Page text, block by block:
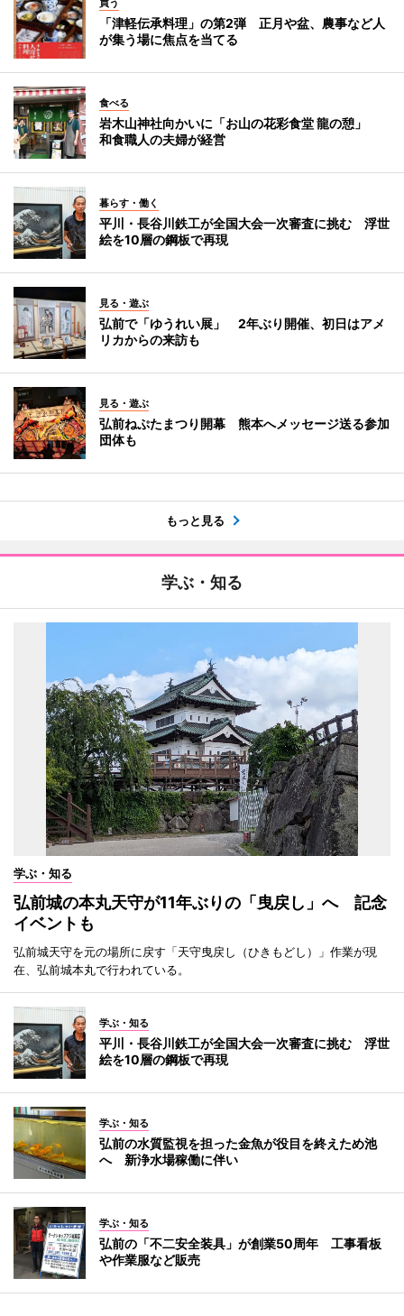
買う
「津軽伝承料理」の第2弾 正月や盆、農事など人
が集う場に焦点を当てる
食べる
岩木山神社向かいに「お山の花彩食堂 龍の憩」
和食職人の夫婦が経営
暮らす・働く
平川・長谷川鉄工が全国大会一次審査に挑む 浮世
絵を10層の鋼板で再現
見る・遊ぶ
弘前で「ゆうれい展」 2年ぶり開催、初日はアメ
リカからの来訪も
見る・遊ぶ
弘前ねぷたまつり開幕 熊本へメッセージ送る参加
団体も
もっと見る
学ぶ・知る
学ぶ・知る
弘前城の本丸天守が11年ぶりの「曳戻し」へ 記念
イベントも
弘前城天守を元の場所に戻す「天守曳戻し（ひきもどし）」作業が現
在、弘前城本丸で行われている。
学ぶ・知る
平川・長谷川鉄工が全国大会一次審査に挑む 浮世
絵を10層の鋼板で再現
学ぶ・知る
弘前の水質監視を担った金魚が役目を終えため池
へ 新浄水場稼働に伴い
学ぶ・知る
弘前の「不二安全装具」が創業50周年 工事看板
や作業服など販売